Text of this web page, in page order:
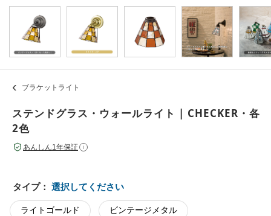
ブラケットライト
ステンドグラス・ウォールライト | CHECKER・各
2色
あんしん1年保証 i
タイプ： 選択してください
ライトゴールド ビンテージメタル